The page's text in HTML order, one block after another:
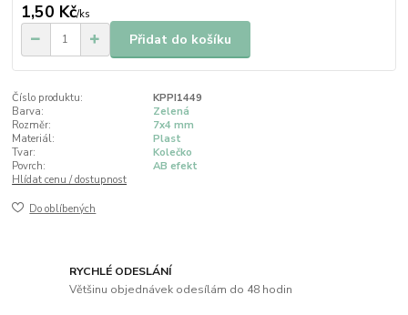
1,50 Kč/ks
Přidat do košíku
Číslo produktu:
KPPI1449
Barva:
Zelená
Rozměr:
7x4 mm
Materiál:
Plast
Tvar:
Kolečko
Povrch:
AB efekt
Hlídat cenu / dostupnost
Do oblíbených
RYCHLÉ ODESLÁNÍ
Většinu objednávek odesílám do 48 hodin